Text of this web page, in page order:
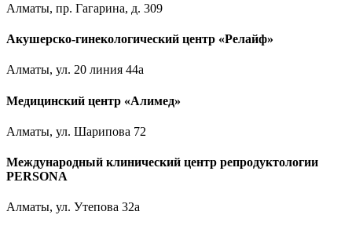
Алматы, пр. Гагарина, д. 309
Акушерско-гинекологический центр «Релайф»
Алматы, ул. 20 линия 44а
Медицинский центр «Алимед»
Алматы, ул. Шарипова 72
Международный клинический центр репродуктологии
PERSONA
Алматы, ул. Утепова 32а